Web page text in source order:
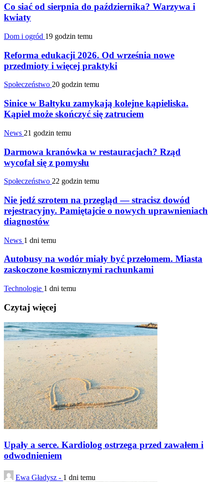
Co siać od sierpnia do października? Warzywa i
kwiaty
Dom i ogród 19 godzin temu
Reforma edukacji 2026. Od września nowe
przedmioty i więcej praktyki
Społeczeństwo 20 godzin temu
Sinice w Bałtyku zamykają kolejne kąpieliska.
Kąpiel może skończyć się zatruciem
News 21 godzin temu
Darmowa kranówka w restauracjach? Rząd
wycofał się z pomysłu
Społeczeństwo 22 godzin temu
Nie jedź szrotem na przegląd — stracisz dowód
rejestracyjny. Pamiętajcie o nowych uprawnieniach
diagnostów
News 1 dni temu
Autobusy na wodór miały być przełomem. Miasta
zaskoczone kosmicznymi rachunkami
Technologie 1 dni temu
Czytaj więcej
Upały a serce. Kardiolog ostrzega przed zawałem i
odwodnieniem
Ewa Gładysz - 1 dni temu